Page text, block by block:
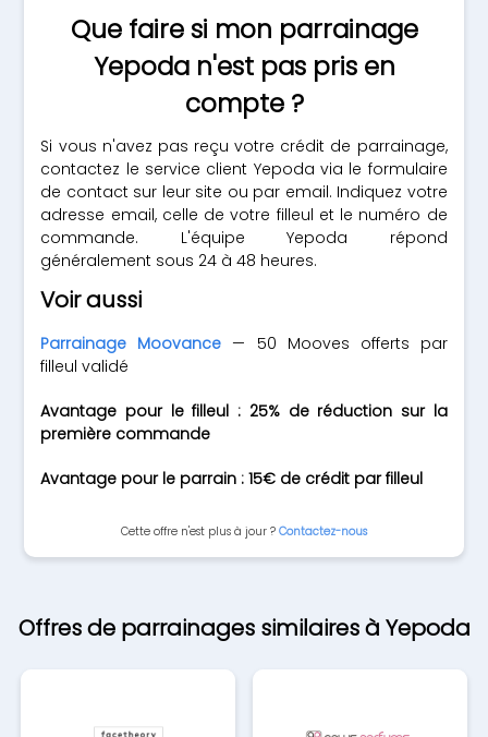
Que faire si mon parrainage
Yepoda n'est pas pris en
compte ?
Si vous n'avez pas reçu votre crédit de parrainage,
contactez le service client Yepoda via le formulaire
de contact sur leur site ou par email. Indiquez votre
adresse email, celle de votre filleul et le numéro de
commande. L'équipe Yepoda répond
généralement sous 24 à 48 heures.
Voir aussi
Parrainage Moovance — 50 Mooves offerts par
filleul validé
Avantage pour le filleul : 25% de réduction sur la
première commande
Avantage pour le parrain : 15€ de crédit par filleul
Cette offre n'est plus à jour ? Contactez-nous
Offres de parrainages similaires à Yepoda